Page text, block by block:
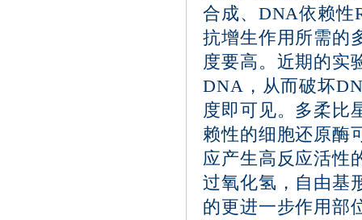
合成、DNA依赖性
抗增生作用所需的
度要高。近期的实
DNA，从而破坏
度即可见。多柔比
赖性的细胞还原酶
应产生高反应活性
过氧化氢，自由基
的更进一步作用部